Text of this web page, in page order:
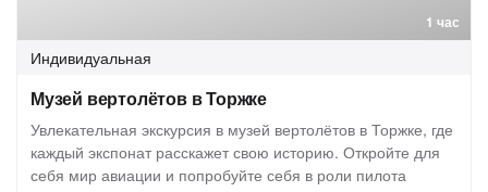
1 час
Индивидуальная
Музей вертолётов в Торжке
Увлекательная экскурсия в музей вертолётов в Торжке, где
каждый экспонат расскажет свою историю. Откройте для
себя мир авиации и попробуйте себя в роли пилота